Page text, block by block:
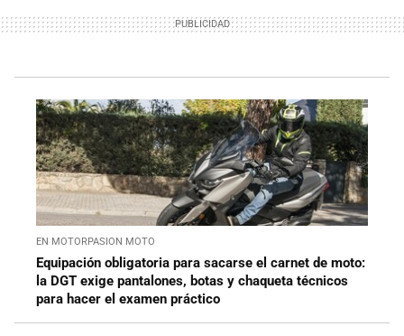
EN MOTORPASION MOTO
Equipación obligatoria para sacarse el carnet de moto:
la DGT exige pantalones, botas y chaqueta técnicos
para hacer el examen práctico